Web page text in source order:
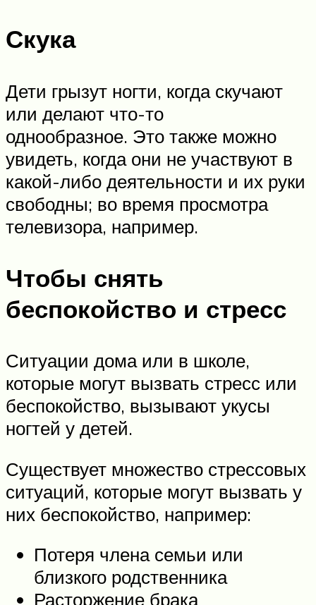
Скука
Дети грызут ногти, когда скучают
или делают что-то
однообразное. Это также можно
увидеть, когда они не участвуют в
какой-либо деятельности и их руки
свободны; во время просмотра
телевизора, например.
Чтобы снять
беспокойство и стресс
Ситуации дома или в школе,
которые могут вызвать стресс или
беспокойство, вызывают укусы
ногтей у детей.
Существует множество стрессовых
ситуаций, которые могут вызвать у
них беспокойство, например:
Потеря члена семьи или
близкого родственника
Расторжение брака